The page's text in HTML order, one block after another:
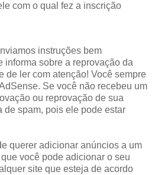
com o qual fez a inscrição
instruções bem
informa sobre a reprovação da
de ler com atenção! Você sempre
Se você não recebeu um
ou reprovação de sua
de spam, pois ele pode estar
querer adicionar anúncios a um
você pode adicionar o seu
site que esteja de acordo